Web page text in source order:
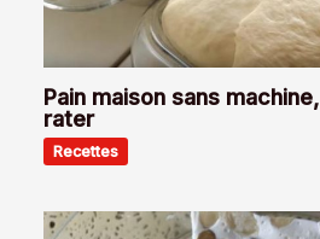
Pain maison sans
rater
Recettes